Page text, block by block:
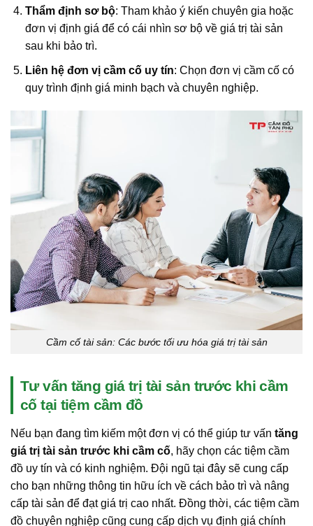
Thẩm định sơ bộ: Tham khảo ý kiến chuyên gia hoặc
đơn vị định giá để có cái nhìn sơ bộ về giá trị tài sản
sau khi bảo trì.
Liên hệ đơn vị cầm cố uy tín: Chọn đơn vị cầm cố có
quy trình định giá minh bạch và chuyên nghiệp.
Cầm cố tài sản: Các bước tối ưu hóa giá trị tài sản
Tư vấn tăng giá trị tài sản trước khi cầm
cố tại tiệm cầm đồ
Nếu bạn đang tìm kiếm một đơn vị có thể giúp tư vấn tăng
giá trị tài sản trước khi cầm cố, hãy chọn các tiệm cầm
đồ uy tín và có kinh nghiệm. Đội ngũ tại đây sẽ cung cấp
cho bạn những thông tin hữu ích về cách bảo trì và nâng
cấp tài sản để đạt giá trị cao nhất. Đồng thời, các tiệm cầm
đồ chuyên nghiệp cũng cung cấp dịch vụ định giá chính